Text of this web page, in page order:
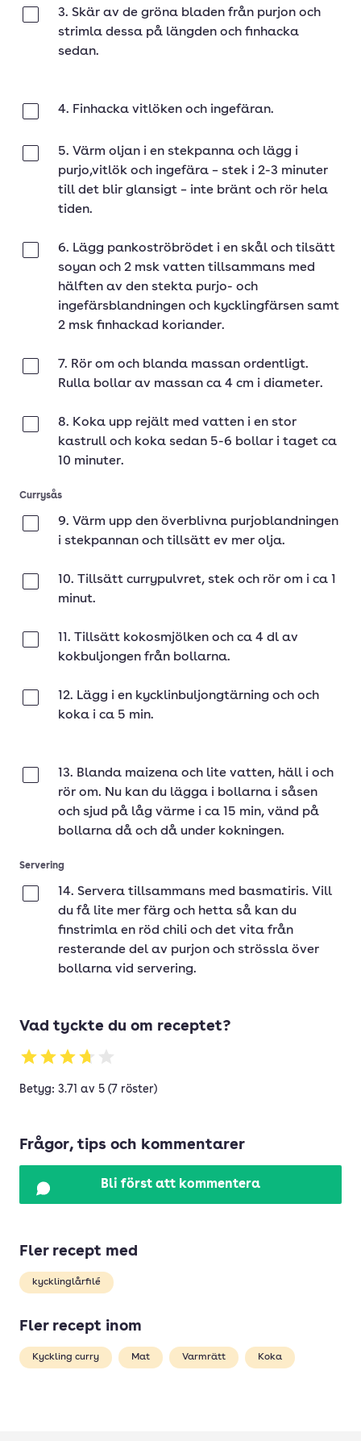
3. Skär av de gröna bladen från purjon och
strimla dessa på längden och finhacka
sedan.
4. Finhacka vitlöken och ingefäran.
5. Värm oljan i en stekpanna och lägg i
purjo,vitlök och ingefära – stek i 2-3 minuter
till det blir glansigt – inte bränt och rör hela
tiden.
6. Lägg pankoströbrödet i en skål och tilsätt
soyan och 2 msk vatten tillsammans med
hälften av den stekta purjo- och
ingefärsblandningen och kycklingfärsen samt
2 msk finhackad koriander.
7. Rör om och blanda massan ordentligt.
Rulla bollar av massan ca 4 cm i diameter.
8. Koka upp rejält med vatten i en stor
kastrull och koka sedan 5-6 bollar i taget ca
10 minuter.
Currysås
9. Värm upp den överblivna purjoblandningen
i stekpannan och tillsätt ev mer olja.
10. Tillsätt currypulvret, stek och rör om i ca 1
minut.
11. Tillsätt kokosmjölken och ca 4 dl av
kokbuljongen från bollarna.
12. Lägg i en kycklinbuljongtärning och och
koka i ca 5 min.
13. Blanda maizena och lite vatten, häll i och
rör om. Nu kan du lägga i bollarna i såsen
och sjud på låg värme i ca 15 min, vänd på
bollarna då och då under kokningen.
Servering
14. Servera tillsammans med basmatiris. Vill
du få lite mer färg och hetta så kan du
finstrimla en röd chili och det vita från
resterande del av purjon och strössla över
bollarna vid servering.
Vad tyckte du om receptet?
Betyg: 3.71 av 5 (7 röster)
Frågor, tips och kommentarer
Bli först att kommentera
Fler recept med
kycklinglårfilé
Fler recept inom
Kyckling curry Mat Varmrätt Koka